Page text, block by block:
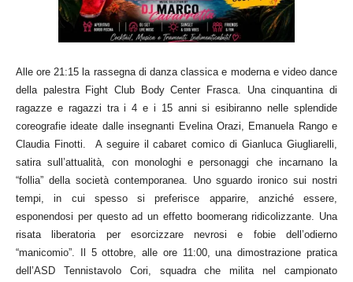
Alle ore 21:15 la rassegna di danza classica e moderna e video dance
della palestra Fight Club Body Center Frasca. Una cinquantina di
ragazze e ragazzi tra i 4 e i 15 anni si esibiranno nelle splendide
coreografie ideate dalle insegnanti Evelina Orazi, Emanuela Rango e
Claudia Finotti. A seguire il cabaret comico di Gianluca Giugliarelli,
satira sull’attualità, con monologhi e personaggi che incarnano la
“follia” della società contemporanea. Uno sguardo ironico sui nostri
tempi, in cui spesso si preferisce apparire, anziché essere,
esponendosi per questo ad un effetto boomerang ridicolizzante. Una
risata liberatoria per esorcizzare nevrosi e fobie dell’odierno
“manicomio”. Il 5 ottobre, alle ore 11:00, una dimostrazione pratica
dell’ASD Tennistavolo Cori, squadra che milita nel campionato